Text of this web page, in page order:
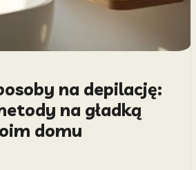
na depilację:
na gładką
domu